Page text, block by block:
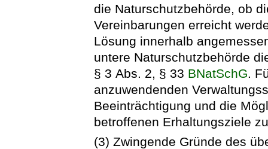
die Naturschutzbehörde, ob
Vereinbarungen erreicht
Lösung innerhalb
untere Naturschutzbehörde
§ 3 Abs. 2, § 33 BNatSchG.
anzuwendenden
Beeinträchtigung und die
betroffenen Erhaltungsziele
(3) Zwingende Gründe des